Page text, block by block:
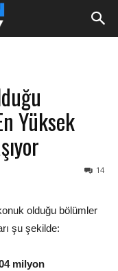
Yüksek
14
olduğu bölümler
şu şekilde:
milyon